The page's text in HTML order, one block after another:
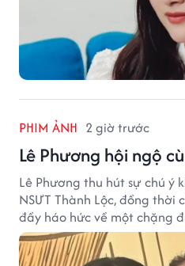
PHIM ẢNH 2 giờ trước
Lê Phương hội ngộ
Lê Phương thu hút sự chú ý
NSƯT Thành Lộc, đồng
đầy háo hức về một chặng